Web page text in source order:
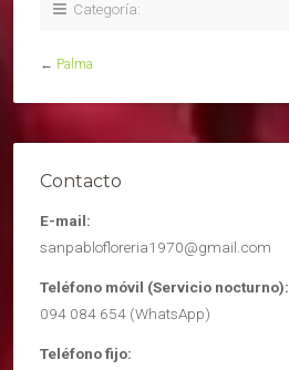
Categoría:
← Palma
Contacto
E-mail:
sanpablofloreria1970@gmail.com
Teléfono móvil (Servicio nocturno):
094 084 654 (WhatsApp)
Teléfono fijo: